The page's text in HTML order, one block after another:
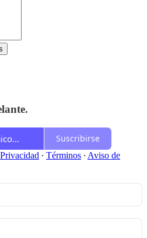
Suscribirse
Privacidad ∙ Términos ∙ Aviso de